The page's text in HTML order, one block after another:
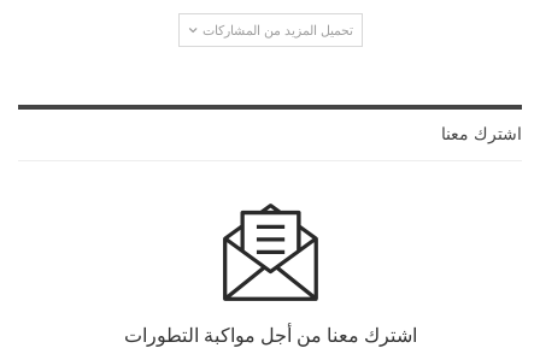
تحميل المزيد من المشاركات
اشترك معنا
اشترك معنا من أجل مواكبة التطورات